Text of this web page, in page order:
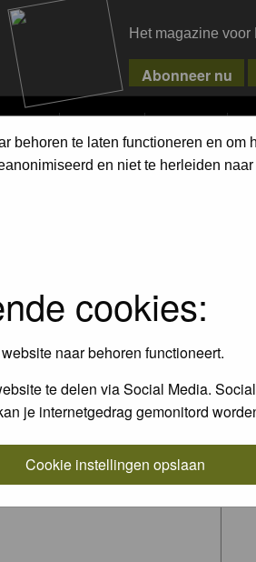
Het magazine voor
PIXPAS MAGAZINE WEBSHOP
behoren te laten functioneren en om
en niet te herleiden
cookies:
naar behoren functioneert.
te delen via Social Media.
je internetgedrag gemonitord
Cookie instellingen opslaan